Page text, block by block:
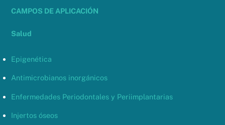
CAMPOS DE APLICACIÓN
Salud
Epigenética
Antimicrobianos inorgánicos
Enfermedades Periodontales y Periimplantarias
Injertos óseos